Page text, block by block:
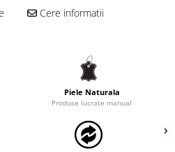
Cere informatii
Piele Naturala
Produse lucrate manual